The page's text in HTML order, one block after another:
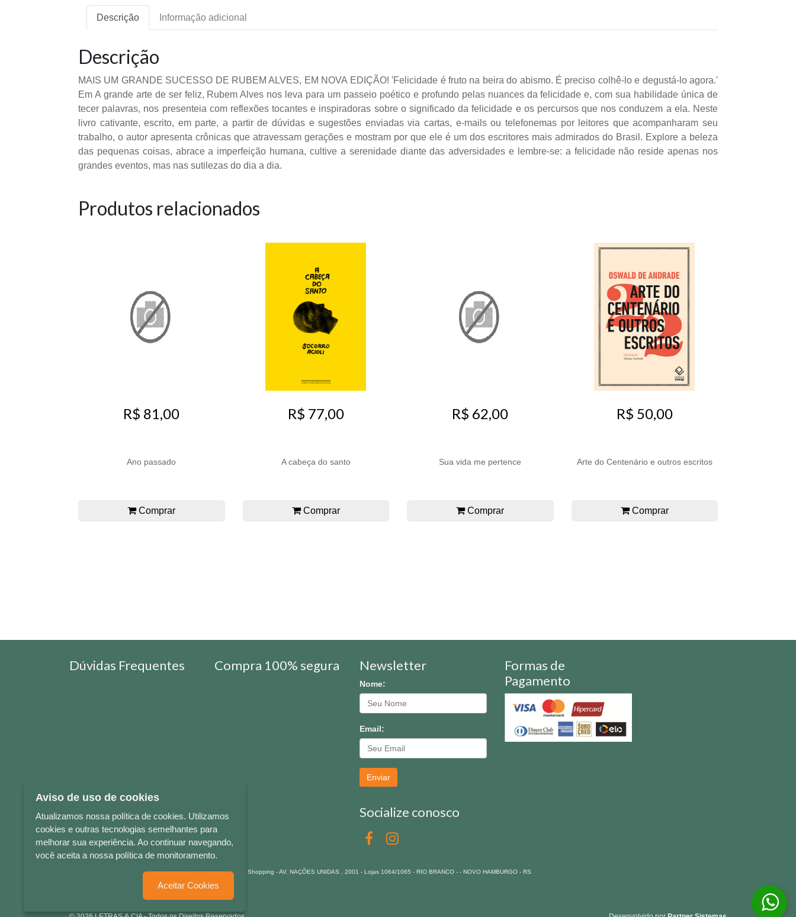
Descrição Informação adicional
Descrição
MAIS UM GRANDE SUCESSO DE RUBEM ALVES, EM NOVA EDIÇÃO! 'Felicidade é fruto na beira do abismo. É preciso colhê-lo e degustá-lo agora.'
Em A grande arte de ser feliz, Rubem Alves nos leva para um passeio poético e profundo pelas nuances da felicidade e, com sua habilidade única de
tecer palavras, nos presenteia com reflexões tocantes e inspiradoras sobre o significado da felicidade e os percursos que nos conduzem a ela. Neste
livro cativante, escrito, em parte, a partir de dúvidas e sugestões enviadas via cartas, e-mails ou telefonemas por leitores que acompanharam seu
trabalho, o autor apresenta crônicas que atravessam gerações e mostram por que ele é um dos escritores mais admirados do Brasil. Explore a beleza
das pequenas coisas, abrace a imperfeição humana, cultive a serenidade diante das adversidades e lembre-se: a felicidade não reside apenas nos
grandes eventos, mas nas sutilezas do dia a dia.
Produtos relacionados
R$ 81,00
Ano passado
Comprar
R$ 77,00
A cabeça do santo
Comprar
R$ 62,00
Sua vida me pertence
Comprar
R$ 50,00
Arte do Centenário e outros escritos
Comprar
Dúvidas Frequentes Compra 100% segura Newsletter
Nome:
Email:
Enviar
Socialize conosco
Formas de
Pagamento
LETRAS & CIA - CNPJ n° 88.587.548/0001-20 - Térreo Bourbon Shopping - AV. NAÇÕES UNIDAS , 2001 - Lojas 1064/1065 - RIO BRANCO - - NOVO HAMBURGO - RS
Aviso de uso de cookies
Atualizamos nossa política de cookies. Utilizamos
cookies e outras tecnologias semelhantes para
melhorar sua experiência. Ao continuar navegando,
você aceita a nossa política de monitoramento.
Aceitar Cookies